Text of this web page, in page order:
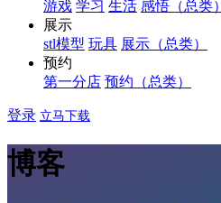
游戏 学习 生活 感悟（总类）
展示
stl模型 玩具 展示（总类）
预约
第一分店 预约（总类）
登录 立马下载
博客